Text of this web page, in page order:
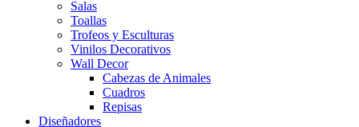
Salas
Toallas
Trofeos y Esculturas
Vinilos Decorativos
Wall Decor
Cabezas de Animales
Cuadros
Repisas
Diseñadores